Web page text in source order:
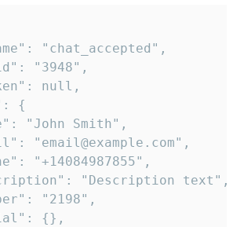
"chat_accepted",
"3948",
null,
{
"John Smith",
"email@example.com",
"+14084987855",
"Description text",
"2198",
{},